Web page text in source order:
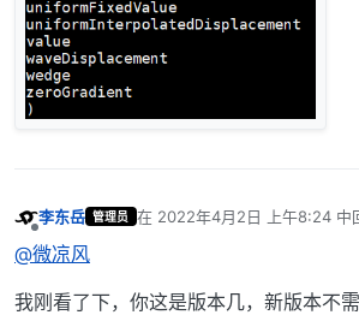
李东岳 管理员 在 2022年4月2日 上午8:24中
最后由 李东岳 编辑2022年4月
@微凉风
我刚看了下，你这是版本几，新版本不